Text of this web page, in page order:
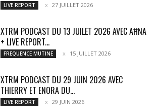
LIVE REPORT 27 JUILLET 2026
XTRM PODCAST DU 13 JUILET 2026 AVEC AĦNA
+ LIVE REPORT...
FREQUENCE MUTINE 15 JUILLET 2026
XTRM PODCAST DU 29 JUIN 2026 AVEC
THIERRY ET ENORA DU...
LIVE REPORT 29 JUIN 2026